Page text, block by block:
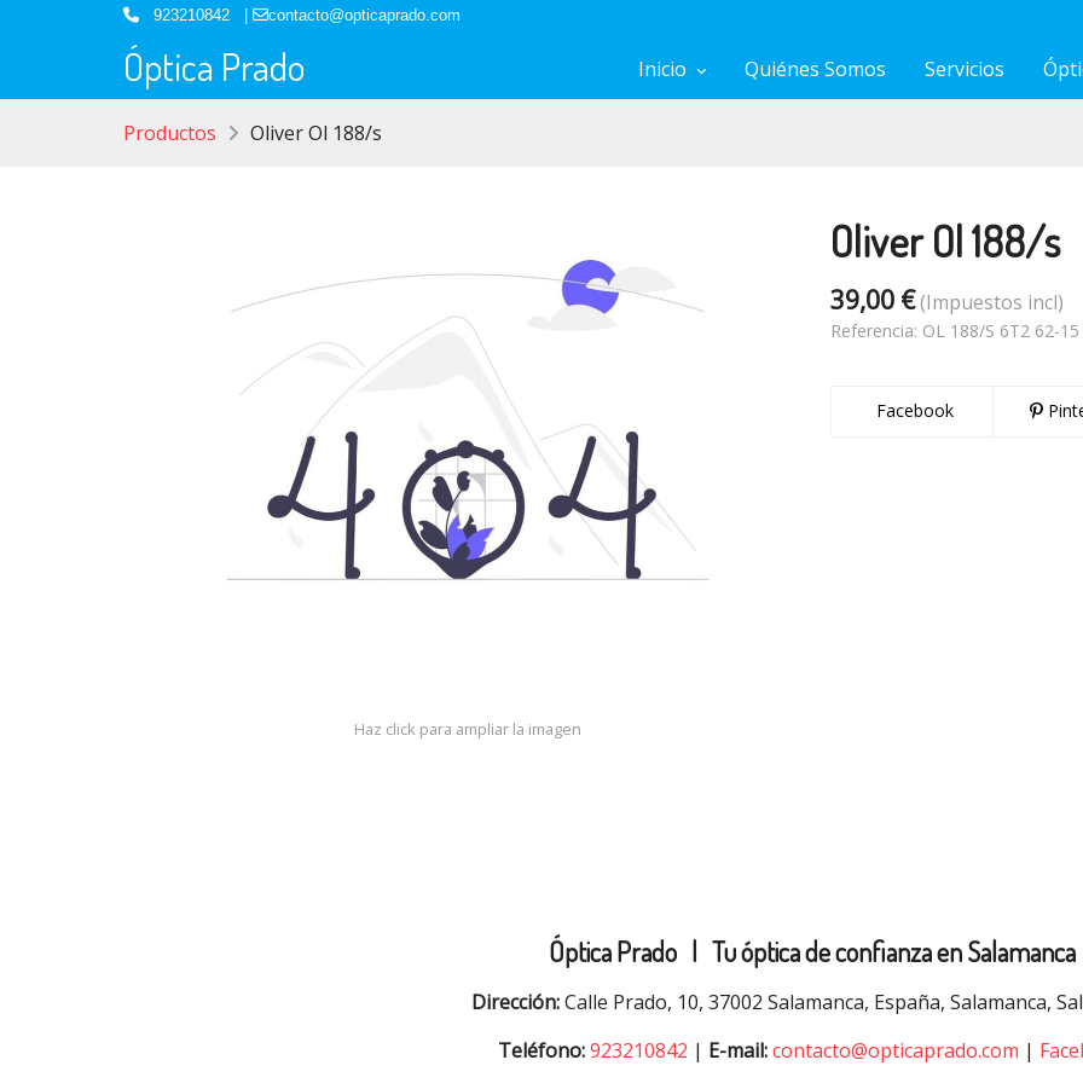
923210842 | contacto@opticaprado.com
Óptica Prado Inicio Quiénes Somos Servicios
Productos Oliver Ol 188/s
Haz click para ampliar la imagen
Oliver Ol 188/s
39,00 €(Impuestos incl)
Referencia: OL 188/S 6T2 62-15
Facebook
Óptica Prado | Tu óptica de confianza en Salamanca
Dirección:Calle Prado, 10, 37002 Salamanca, España, Salamanca,
Teléfono:923210842 | E-mail:contacto@opticaprado.com |